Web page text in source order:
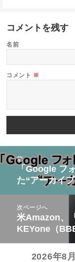
コメントを残す
名前
コメント ※
投
稿
ビ
前
前
の
投
稿:
「Google フ
た“アーカイ
次ページへ
次
の
米Amazon、
KEYone（
2026年8月